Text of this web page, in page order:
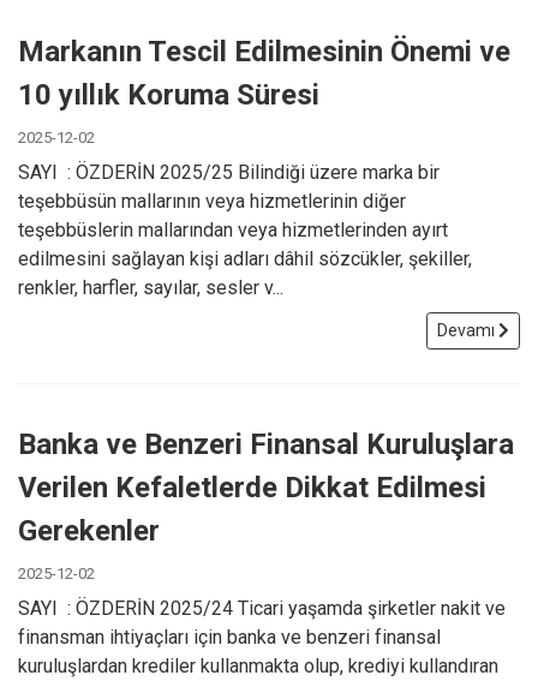
Markanın Tescil Edilmesinin Önemi ve
10 yıllık Koruma Süresi
2025-12-02
SAYI : ÖZDERİN 2025/25 Bilindiği üzere marka bir
teşebbüsün mallarının veya hizmetlerinin diğer
teşebbüslerin mallarından veya hizmetlerinden ayırt
edilmesini sağlayan kişi adları dâhil sözcükler, şekiller,
renkler, harfler, sayılar, sesler v...
Devamı
Banka ve Benzeri Finansal Kuruluşlara
Verilen Kefaletlerde Dikkat Edilmesi
Gerekenler
2025-12-02
SAYI : ÖZDERİN 2025/24 Ticari yaşamda şirketler nakit ve
finansman ihtiyaçları için banka ve benzeri finansal
kuruluşlardan krediler kullanmakta olup, krediyi kullandıran